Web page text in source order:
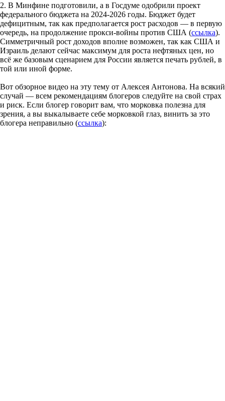
2. В Минфине подготовили, а в Госдуме одобрили проект
федерального бюджета на 2024-2026 годы. Бюджет будет
дефицитным, так как предполагается рост расходов — в первую
очередь, на продолжение прокси-войны против США (ссылка).
Симметричный рост доходов вполне возможен, так как США и
Израиль делают сейчас максимум для роста нефтяных цен, но
всё же базовым сценарием для России является печать рублей, в
той или иной форме.
Вот обзорное видео на эту тему от Алексея Антонова. На всякий
случай — всем рекомендациям блогеров следуйте на свой страх
и риск. Если блогер говорит вам, что морковка полезна для
зрения, а вы выкалываете себе морковкой глаз, винить за это
блогера неправильно (ссылка):